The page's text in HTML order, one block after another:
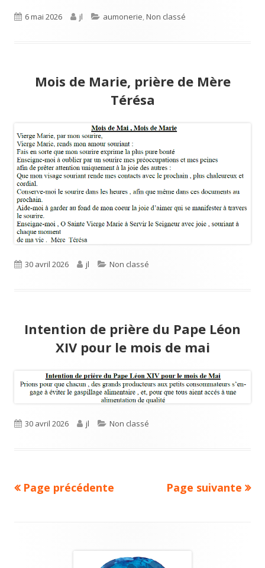
Publié
6 mai 2026 Auteur
jl Catégories
aumonerie,Non classé
Mois de Marie, prière de Mère
Térésa
Publié
30 avril 2026 Auteur
jl Catégories
Non classé
Intention de prière du Pape Léon
XIV pour le mois de mai
Publié
30 avril 2026 Auteur
jl Catégories
Non classé
Navigation
Page précédente Page suivante